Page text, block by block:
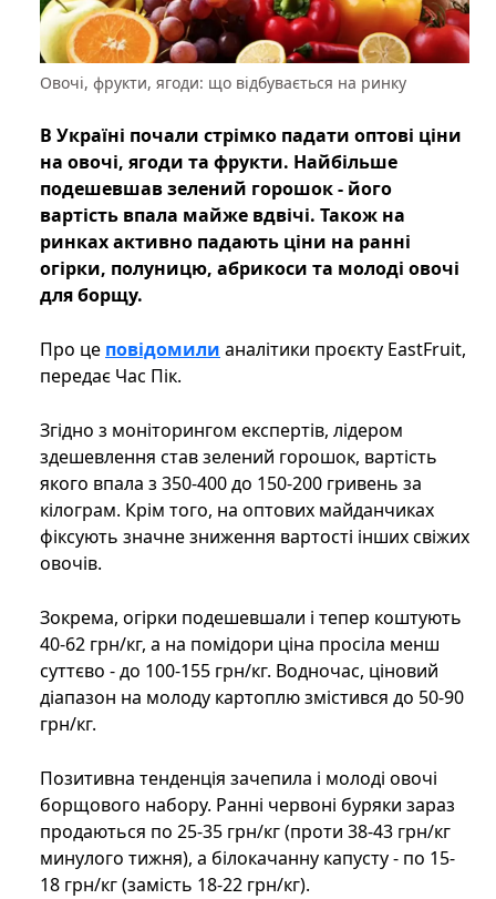
Овочі, фрукти, ягоди: що відбувається на ринку
В Україні почали стрімко падати оптові ціни
на овочі, ягоди та фрукти. Найбільше
подешевшав зелений горошок - його
вартість впала майже вдвічі. Також на
ринках активно падають ціни на ранні
огірки, полуницю, абрикоси та молоді овочі
для борщу.
Про це повідомили аналітики проєкту EastFruit,
передає Час Пік.
Згідно з моніторингом експертів, лідером
здешевлення став зелений горошок, вартість
якого впала з 350-400 до 150-200 гривень за
кілограм. Крім того, на оптових майданчиках
фіксують значне зниження вартості інших свіжих
овочів.
Зокрема, огірки подешевшали і тепер коштують
40-62 грн/кг, а на помідори ціна просіла менш
суттєво - до 100-155 грн/кг. Водночас, ціновий
діапазон на молоду картоплю змістився до 50-90
грн/кг.
Позитивна тенденція зачепила і молоді овочі
борщового набору. Ранні червоні буряки зараз
продаються по 25-35 грн/кг (проти 38-43 грн/кг
минулого тижня), а білокачанну капусту - по 15-
18 грн/кг (замість 18-22 грн/кг).